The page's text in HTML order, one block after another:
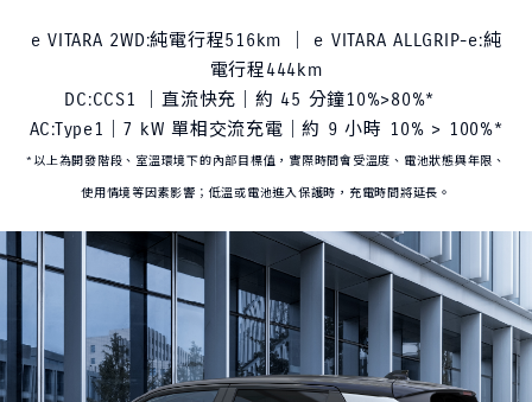
e VITARA 2WD:純電行程516km ｜ e VITARA ALLGRIP-e:純
電行程444km
DC:CCS1 ｜直流快充｜約 45 分鐘10%>80%*
AC:Type1｜7 kW 單相交流充電｜約 9 小時 10% > 100%*
*以上為開發階段、室溫環境下的內部目標值，實際時間會受溫度、電池狀態與年限、
使用情境等因素影響；低溫或電池進入保護時，充電時間將延長。